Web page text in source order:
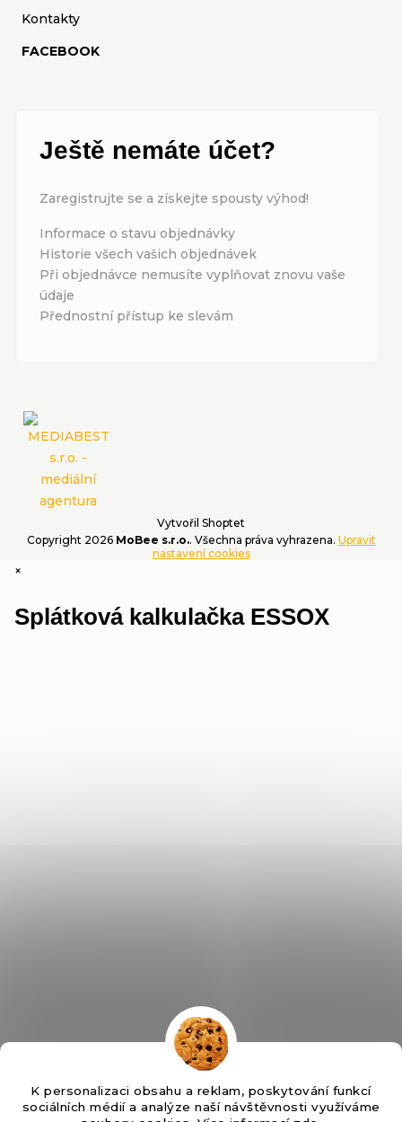
K personalizaci obsahu a reklam, poskytování funkcí
sociálních médií a analýze naší návštěvnosti využíváme
Kontakty
FACEBOOK
Ještě nemáte účet?
Zaregistrujte se a získejte spousty výhod!
Informace o stavu objednávky
Historie všech vašich objednávek
Při objednávce nemusíte vyplňovat znovu vaše
údaje
Přednostní přístup ke slevám
Vytvořil Shoptet
Copyright 2026 MoBee s.r.o.. Všechna práva vyhrazena. Upravit
nastavení cookies
×
Splátková kalkulačka ESSOX